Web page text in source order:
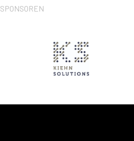
SPONSOREN